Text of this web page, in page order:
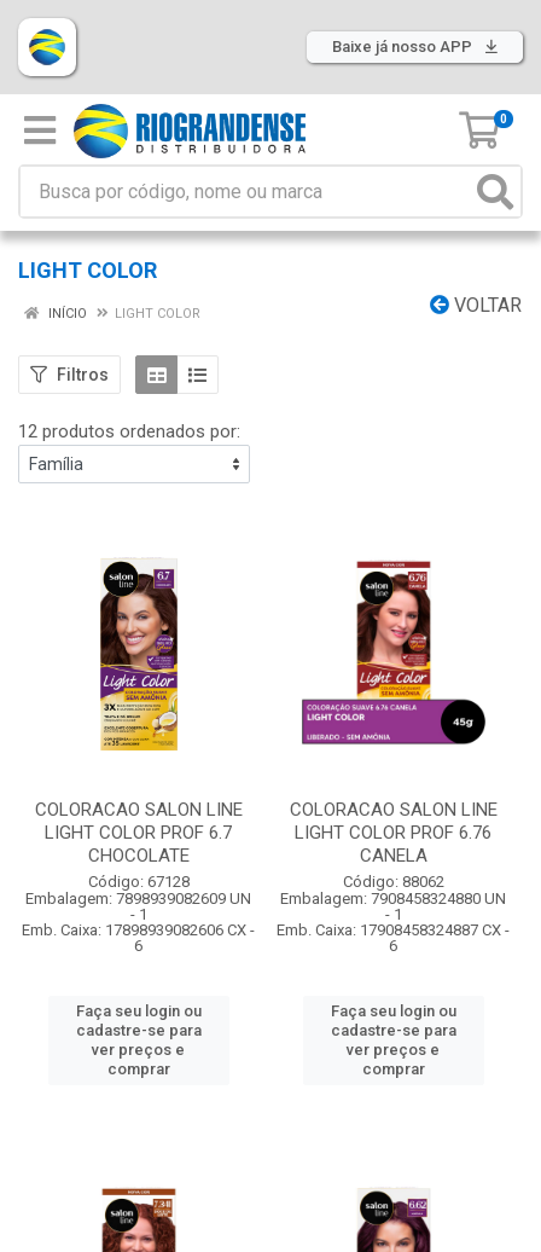
Baixe já nosso APP
0
LIGHT COLOR
VOLTAR
INÍCIO LIGHT COLOR
Filtros
12 produtos ordenados por:
COLORACAO SALON LINE
LIGHT COLOR PROF 6.7
CHOCOLATE
Código: 67128
Embalagem: 7898939082609 UN
- 1
Emb. Caixa: 17898939082606 CX -
6
Faça seu login ou
cadastre-se para
ver preços e
comprar
COLORACAO SALON LINE
LIGHT COLOR PROF 6.76
CANELA
Código: 88062
Embalagem: 7908458324880 UN
- 1
Emb. Caixa: 17908458324887 CX -
6
Faça seu login ou
cadastre-se para
ver preços e
comprar